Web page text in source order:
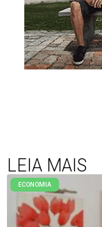
LEIA MAIS
ECONOMIA